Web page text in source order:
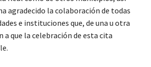
agradecido la colaboración de todas
e instituciones que, de una u otra
que la celebración de esta cita